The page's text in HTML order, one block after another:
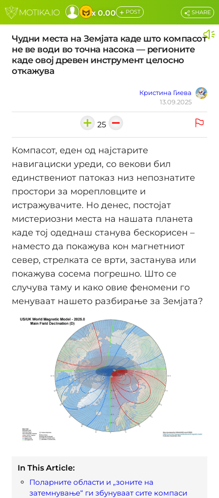
x 0.00 + POST
Чудни места на Земјата каде што компасот
не ве води во точна насока — регионите
каде овој древен инструмент целосно
откажува
Кристина Гиева
13.09.2025
SHARE
25
Компасот, еден од најстарите
навигациски уреди, со векови бил
единствениот патоказ низ непознатите
простори за морепловците и
истражувачите. Но денес, постојат
мистериозни места на нашата планета
каде тој одеднаш станува бескорисен –
наместо да покажува кон магнетниот
север, стрелката се врти, застанува или
покажува сосема погрешно. Што се
случува таму и како овие феномени го
менуваат нашето разбирање за Земјата?
In This Article:
Поларните области и „зоните на
затемнување“ ги збунуваат сите компаси